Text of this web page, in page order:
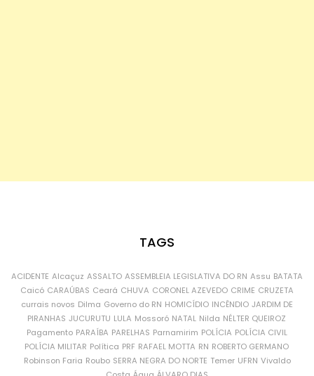
TAGS
ACIDENTE Alcaçuz ASSALTO ASSEMBLEIA LEGISLATIVA DO RN Assu BATATA
Caicó CARAÚBAS Ceará CHUVA CORONEL AZEVEDO CRIME CRUZETA
currais novos Dilma Governo do RN HOMICÍDIO INCÊNDIO JARDIM DE
PIRANHAS JUCURUTU LULA Mossoró NATAL Nilda NÉLTER QUEIROZ
Pagamento PARAÍBA PARELHAS Parnamirim POLÍCIA POLÍCIA CIVIL
POLÍCIA MILITAR Política PRF RAFAEL MOTTA RN ROBERTO GERMANO
Robinson Faria Roubo SERRA NEGRA DO NORTE Temer UFRN Vivaldo